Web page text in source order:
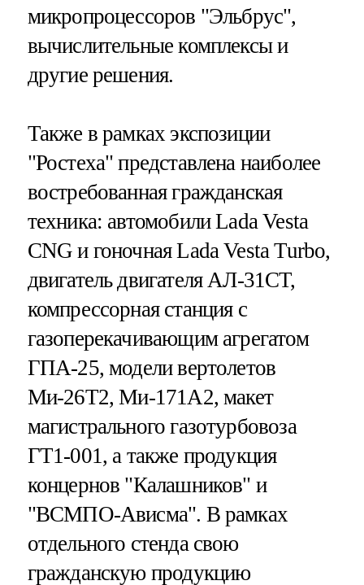
микропроцессоров "Эльбрус",
вычислительные комплексы и
другие решения.
Также в рамках экспозиции
"Ростеха" представлена наиболее
востребованная гражданская
техника: автомобили Lada Vesta
CNG и гоночная Lada Vesta Turbo,
двигатель двигателя АЛ-31СТ,
компрессорная станция с
газоперекачивающим агрегатом
ГПА-25, модели вертолетов
Ми-26Т2, Ми-171А2, макет
магистрального газотурбовоза
ГТ1-001, а также продукция
концернов "Калашников" и
"ВСМПО-Ависма". В рамках
отдельного стенда свою
гражданскую продукцию